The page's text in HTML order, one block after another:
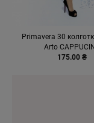
Primavera 30
Arto
175.00 ₴